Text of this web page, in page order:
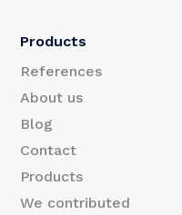
*
E
m
a
i
l
Products
References
About us
Blog
Contact
Products
We contributed